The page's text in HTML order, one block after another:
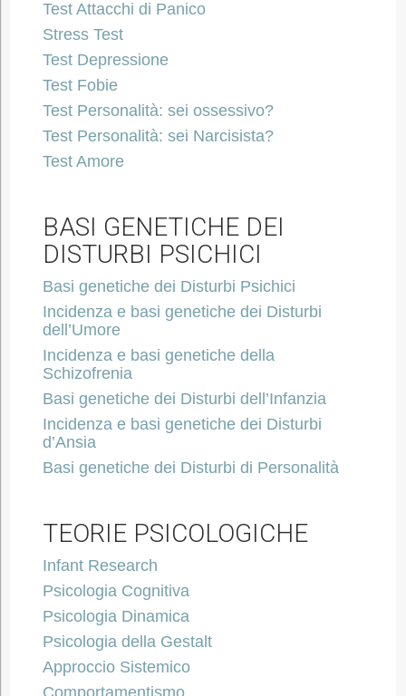
Test Attacchi di Panico
Stress Test
Test Depressione
Test Fobie
Test Personalità: sei ossessivo?
Test Personalità: sei Narcisista?
Test Amore
BASI GENETICHE DEI
DISTURBI PSICHICI
Basi genetiche dei Disturbi Psichici
Incidenza e basi genetiche dei Disturbi
dell’Umore
Incidenza e basi genetiche della
Schizofrenia
Basi genetiche dei Disturbi dell’Infanzia
Incidenza e basi genetiche dei Disturbi
d’Ansia
Basi genetiche dei Disturbi di Personalità
TEORIE PSICOLOGICHE
Infant Research
Psicologia Cognitiva
Psicologia Dinamica
Psicologia della Gestalt
Approccio Sistemico
Comportamentismo